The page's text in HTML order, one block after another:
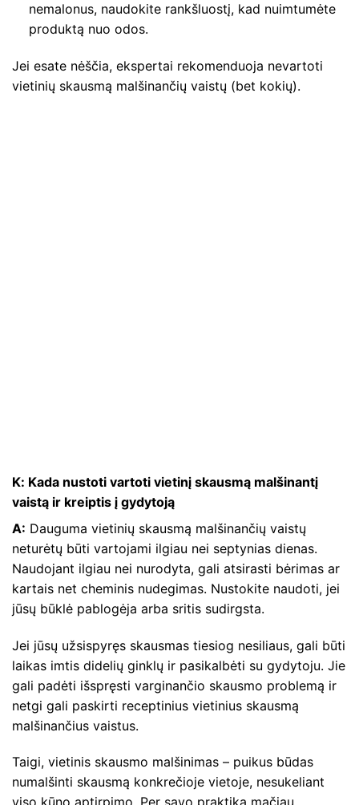
nemalonus, naudokite rankšluostį, kad nuimtumėte
produktą nuo odos.
Jei esate nėščia, ekspertai rekomenduoja nevartoti
vietinių skausmą malšinančių vaistų (bet kokių).
K: Kada nustoti vartoti vietinį skausmą malšinantį
vaistą ir kreiptis į gydytoją
A: Dauguma vietinių skausmą malšinančių vaistų
neturėtų būti vartojami ilgiau nei septynias dienas.
Naudojant ilgiau nei nurodyta, gali atsirasti bėrimas ar
kartais net cheminis nudegimas. Nustokite naudoti, jei
jūsų būklė pablogėja arba sritis sudirgsta.
Jei jūsų užsispyręs skausmas tiesiog nesiliaus, gali būti
laikas imtis didelių ginklų ir pasikalbėti su gydytoju. Jie
gali padėti išspręsti varginančio skausmo problemą ir
netgi gali paskirti receptinius vietinius skausmą
malšinančius vaistus.
Taigi, vietinis skausmo malšinimas – puikus būdas
numalšinti skausmą konkrečioje vietoje, nesukeliant